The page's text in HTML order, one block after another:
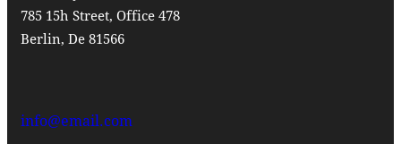
785 15h Street, Office 478
Berlin, De 81566
info@email.com